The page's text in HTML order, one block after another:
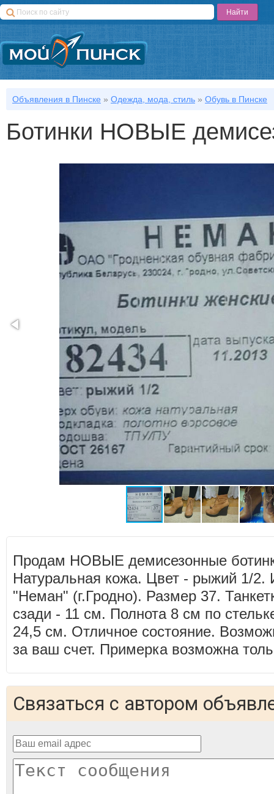
Объявления в Пинске » Одежда, мода, стиль » Обувь в Пинске
Ботинки НОВЫЕ
Продам НОВЫЕ демисезонные
Натуральная кожа. Цвет - рыжий 1/2.
"Неман" (г.Гродно). Размер 37.
сзади - 11 см. Полнота 8 см по
24,5 см. Отличное состояние.
за ваш счет. Примерка возможна
Связаться с автором